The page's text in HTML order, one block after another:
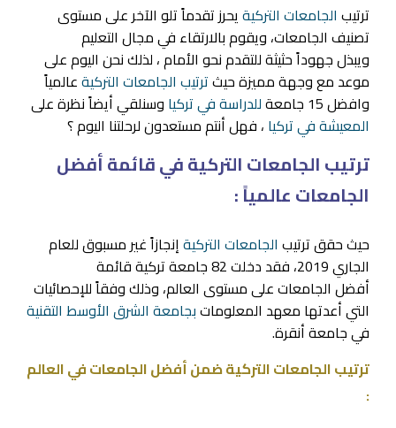
ترتيب الجامعات التركية يحرز تقدماً تلو الآخر على مستوى
تصنيف الجامعات، ويقوم بالارتقاء في مجال التعليم
ويبذل جهوداً حثيثة للتقدم نحو الأمام ، لذلك نحن اليوم على
موعد مع وجهة مميزة حيثترتيب الجامعات التركيةعالمياً
وافضل 15 جامعة
للدراسة في تركيا وسنلقي أيضاً نظرة على
المعيشة في تركيا ، فهل أنتم مستعدون لرحلتنا اليوم ؟
ترتيب الجامعات التركية في قائمة أفضل
الجامعات عالمياً :
حيث حقق ترتيب الجامعات التركيةإنجازاً غير مسبوق للعام
الجاري 2019، فقد دخلت 82 جامعة تركية قائمة
أفضل الجامعات على مستوى العالم، وذلك وفقاً للإحصائيات
التي أعدتها معهد المعلوماتبجامعة الشرق الأوسط التقنية
في جامعة أنقرة.
ترتيب الجامعات التركية ضمن أفضل الجامعات في العالم
: